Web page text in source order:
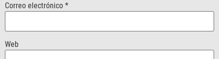
Correo electrónico *
Web